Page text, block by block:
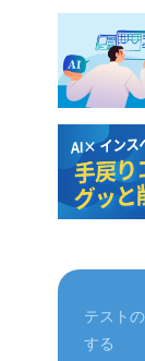
テスト
する